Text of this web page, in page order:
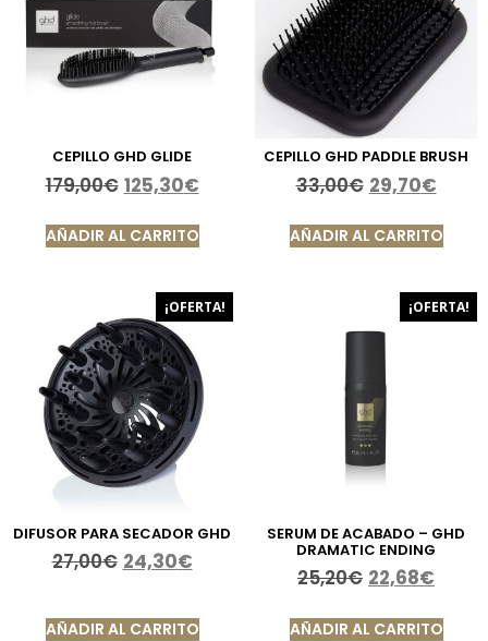
CEPILLO GHD GLIDE
179,00€ 125,30€
AÑADIR AL CARRITO
CEPILLO GHD PADDLE BRUSH
33,00€ 29,70€
AÑADIR AL CARRITO
¡OFERTA!
DIFUSOR PARA SECADOR GHD
27,00€ 24,30€
AÑADIR AL CARRITO
¡OFERTA!
SERUM DE ACABADO – GHD
DRAMATIC ENDING
25,20€ 22,68€
AÑADIR AL CARRITO